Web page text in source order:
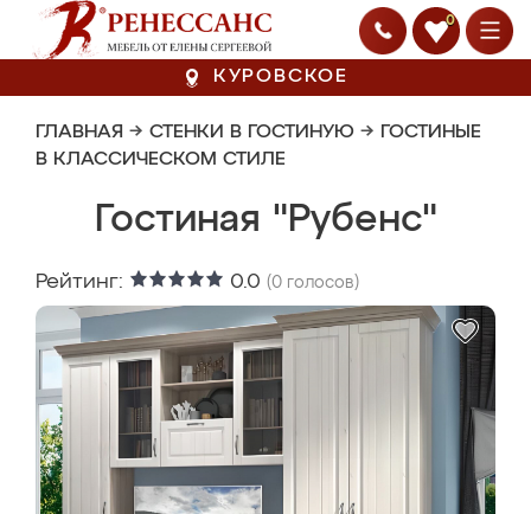
0
КУРОВСКОЕ
ГЛАВНАЯ → СТЕНКИ В ГОСТИНУЮ → ГОСТИНЫЕ
В КЛАССИЧЕСКОМ СТИЛЕ
Гостиная "Рубенс"
Рейтинг: 0.0 (0 голосов)